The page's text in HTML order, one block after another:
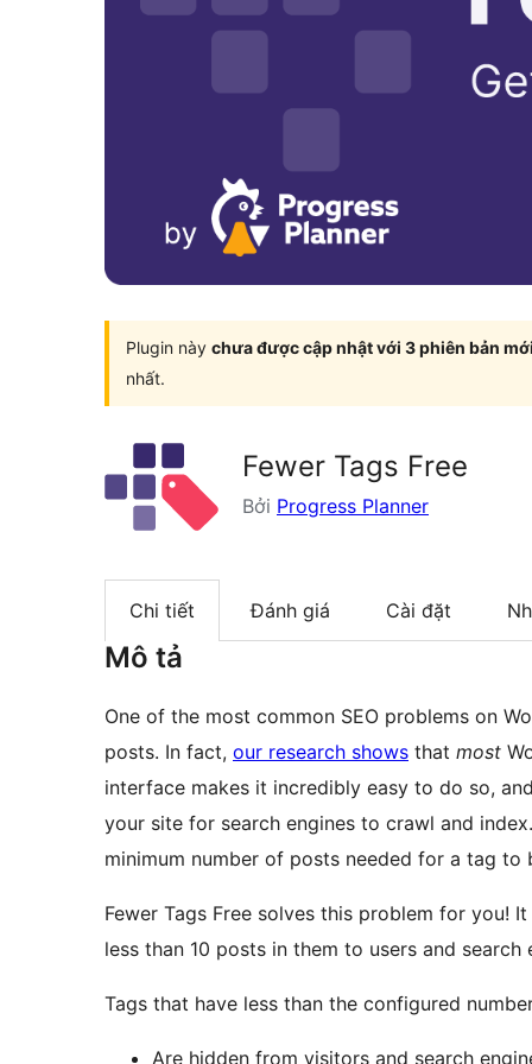
Plugin này chưa được cập nhật với 3 phiên bản
nhất.
Fewer Tags Free
Bởi Progress Planner
Chi tiết Đánh giá Cài đặt
Mô tả
One of the most common SEO problems on
posts. In fact, our research shows that most
interface makes it incredibly easy to do so,
your site for search engines to crawl and
minimum number of posts needed for a tag to
Fewer Tags Free solves this problem for you!
less than 10 posts in them to users and search
Tags that have less than the configured
Are hidden from visitors and search